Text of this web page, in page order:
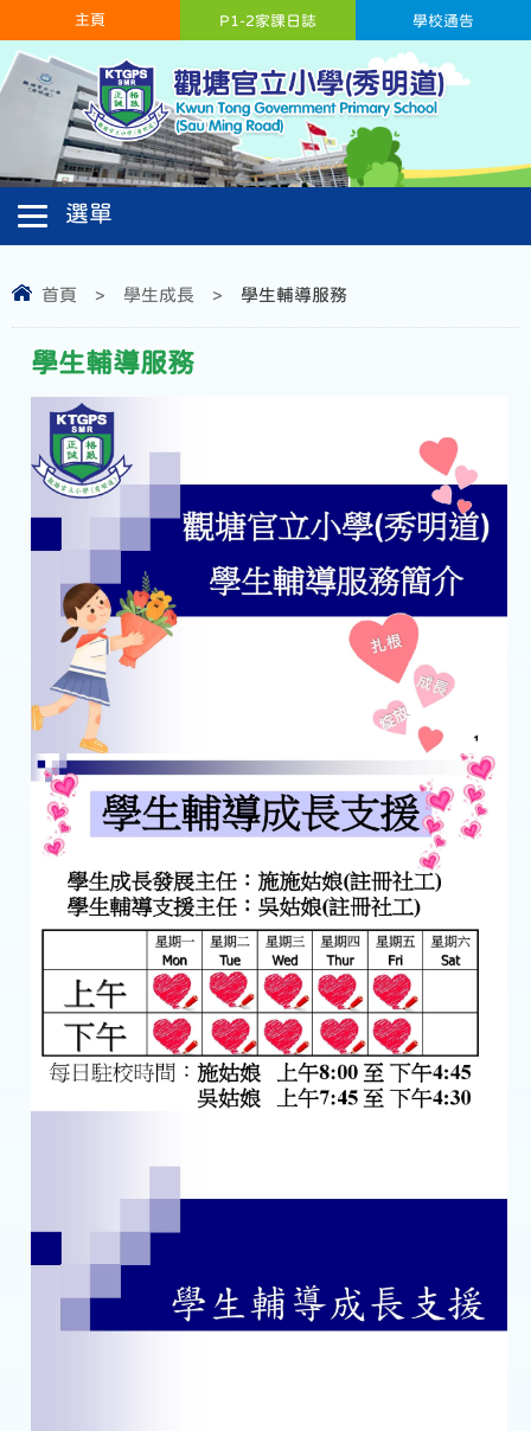
主頁 學校通告
P1-2家課日誌
首頁 > 學生成長 > 學生輔導服務
學生輔導服務